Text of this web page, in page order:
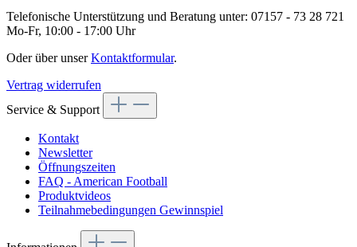
Telefonische Unterstützung und Beratung unter: 07157 - 73 28 721
Mo-Fr, 10:00 - 17:00 Uhr
Oder über unserKontaktformular.
Vertrag widerrufen
Service & Support
Kontakt
Newsletter
Öffnungszeiten
FAQ - American Football
Produktvideos
Teilnahmebedingungen Gewinnspiel